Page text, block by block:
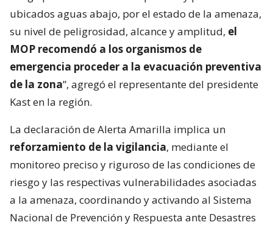
ubicados aguas abajo, por el estado de la amenaza,
su nivel de peligrosidad, alcance y amplitud, el
MOP recomendó a los organismos de
emergencia proceder a la evacuación preventiva
de la zona”, agregó el representante del presidente
Kast en la región.
La declaración de Alerta Amarilla implica un
reforzamiento de la vigilancia, mediante el
monitoreo preciso y riguroso de las condiciones de
riesgo y las respectivas vulnerabilidades asociadas
a la amenaza, coordinando y activando al Sistema
Nacional de Prevención y Respuesta ante Desastres